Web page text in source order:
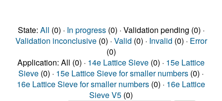
State: All (0) · In progress(0) · Validation pending (0) ·
Validation inconclusive(0) · Valid (0) · Invalid (0) · Error
(0)
Application: All (0) · 14e Lattice Sieve (0) · 15e Lattice
Sieve (0) · 15e Lattice Sieve for smaller numbers (0) ·
16e Lattice Sieve for smaller numbers (0) · 16e Lattice
Sieve V5 (0)